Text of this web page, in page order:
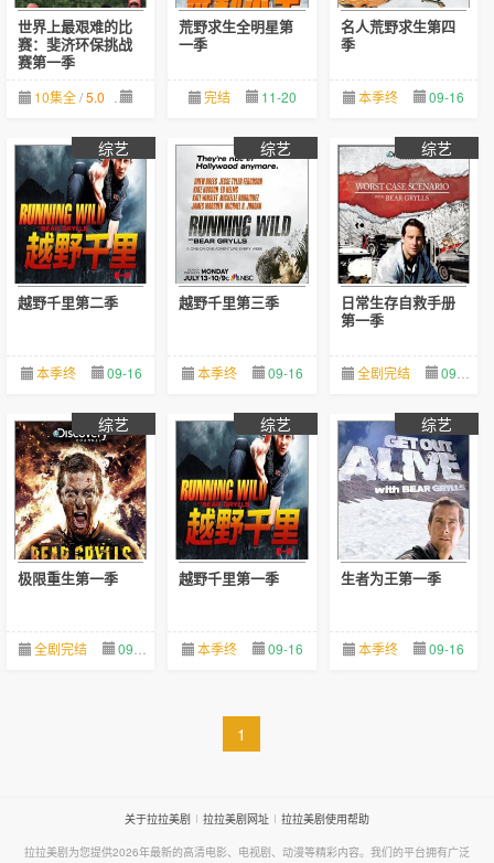
世界上最艰难的比
赛：斐济环保挑战
赛第一季
10集全/5.0
荒野求生全明星第
一季
完结 11-20
名人荒野求生第四
季
本季终 09-16
综艺
越野千里第二季
本季终 09-16
综艺
越野千里第三季
本季终 09-16
综艺
日常生存自救手册
第一季
全剧完结 09-16
综艺
极限重生第一季
全剧完结 09-16
综艺
越野千里第一季
本季终 09-16
综艺
生者为王第一季
本季终 09-16
1
关于拉拉美剧 拉拉美剧网址 拉拉美剧使用帮助
拉拉美剧为您提供2026年最新的高清电影、电视剧、动漫等精彩内容。我们的平台拥有广泛